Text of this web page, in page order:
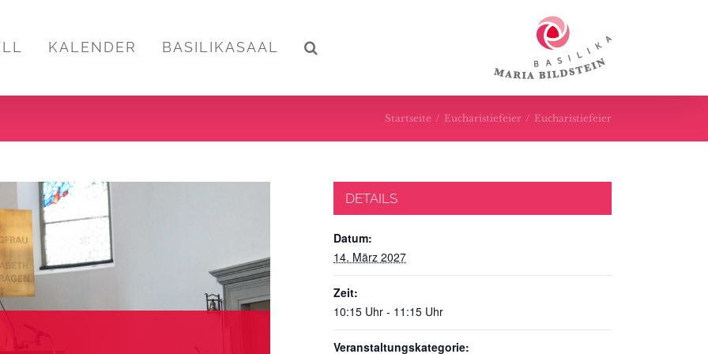
KALENDER BASILIKASAAL
Startseite / Eucharistiefeier / Eucharistiefeier
DETAILS
Datum:
14. März 2027
Zeit:
10:15 Uhr - 11:15 Uhr
Veranstaltungskategorie: